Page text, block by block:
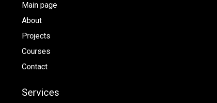
Main page
About
Projects
Courses
Contact
Services